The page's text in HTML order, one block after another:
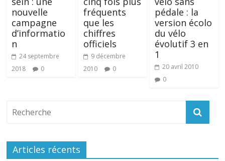
nouvelle
campagne
d’informatio
n
24 septembre
2018
0
fréquents
que les
chiffres
officiels
9 décembre
2010
0
pédale : la
version écolo
du vélo
évolutif 3 en
1
20 avril 2010
0
Articles récents